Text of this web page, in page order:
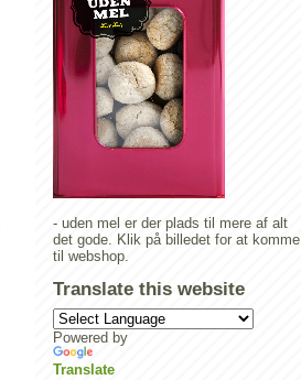
- uden mel er der plads til mere af alt
det gode. Klik på billedet for at komme
til webshop.
Translate this website
Powered by
Translate